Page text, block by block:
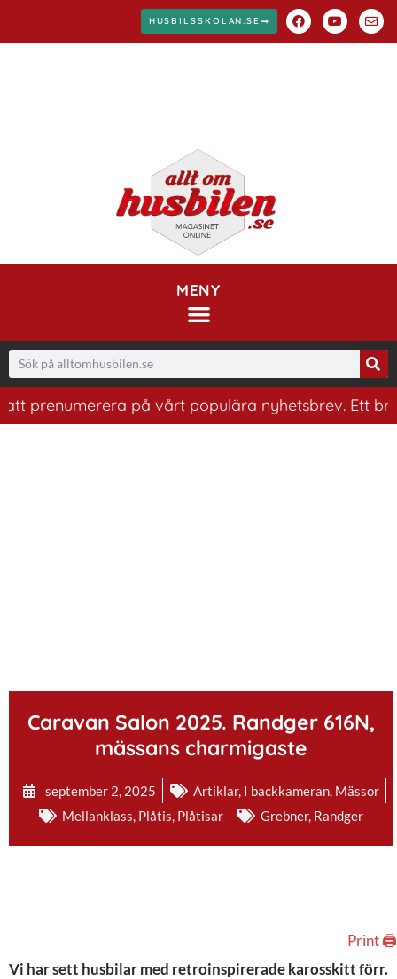
HUSBILSSKOLAN.SE
MENY
på vårt populära nyhetsbrev. Ett bra
Caravan Salon 2025. Randger 616N,
mässans charmigaste
september 2, 2025 Artiklar, I backkameran, Mässor
Mellanklass, Plåtis, Plåtisar Grebner, Randger
Print 🖨
Vi har sett husbilar med retroinspirerade karosskitt förr.